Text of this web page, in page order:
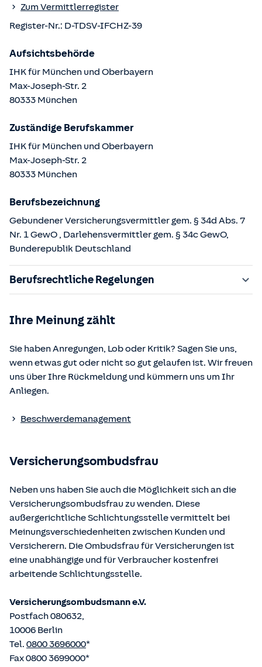
Zum Vermittlerregister
Register-Nr.: D-TDSV-IFCHZ-39
Aufsichtsbehörde
IHK für München und Oberbayern
Max-Joseph-Str. 2
80333 München
Zuständige Berufskammer
IHK für München und Oberbayern
Max-Joseph-Str. 2
80333 München
Berufsbezeichnung
Gebundener Versicherungsvermittler gem. § 34d Abs. 7
Nr. 1 GewO , Darlehensvermittler gem. § 34c GewO,
Bunderepublik Deutschland
Berufsrechtliche Regelungen
§ 34c Gewerbeordnung (GewO)
(VVG)
§ 48b Versicherungsaufsichtsgesetz (VAG)
Verordnung über die Versicherungsvermittlung und -
betriebene Homepagewww.gesetze-im-internet.de
Ihre Meinung zählt
Sie haben Anregungen, Lob oder Kritik? Sagen Sie uns,
wenn etwas gut oder nicht so gut gelaufen ist. Wir freuen
uns über Ihre Rückmeldung und kümmern uns um Ihr
Anliegen.
Beschwerdemanagement
Versicherungsombudsfrau
Neben uns haben Sie auch die Möglichkeit sich an die
Versicherungsombudsfrau zu wenden. Diese
außergerichtliche Schlichtungsstelle vermittelt bei
Meinungsverschiedenheiten zwischen Kunden und
Versicherern. Die Ombudsfrau für Versicherungen ist
eine unabhängige und für Verbraucher kostenfrei
arbeitende Schlichtungsstelle.
Versicherungsombudsmann e.V.
Postfach 080632,
10006 Berlin
Tel. 0800 3696000*
Fax 0800 3699000*